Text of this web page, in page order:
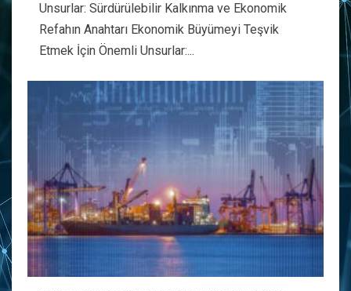
Unsurlar: Sürdürülebilir Kalkınma ve Ekonomik
Refahın Anahtarı Ekonomik Büyümeyi Teşvik
Etmek İçin Önemli Unsurlar:...